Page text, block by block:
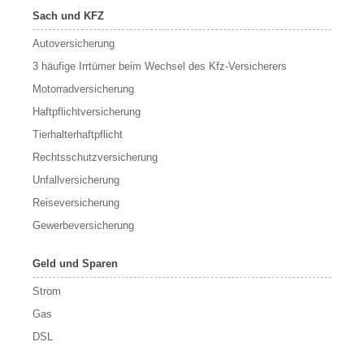
Sach und KFZ
Autoversicherung
3 häufige Irrtümer beim Wechsel des Kfz-Versicherers
Motorradversicherung
Haftpflichtversicherung
Tierhalterhaftpflicht
Rechtsschutzversicherung
Unfallversicherung
Reiseversicherung
Gewerbeversicherung
Geld und Sparen
Strom
Gas
DSL